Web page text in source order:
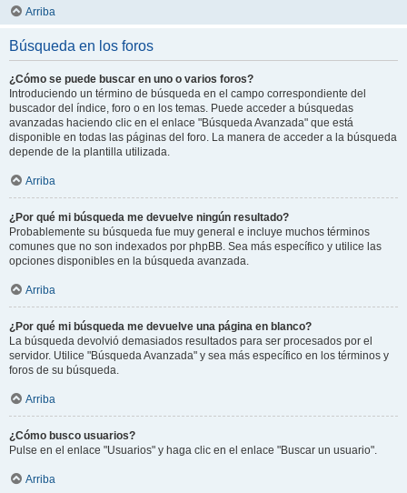
Arriba
Búsqueda en los foros
¿Cómo se puede buscar en uno o varios foros?
Introduciendo un término de búsqueda en el campo correspondiente del
buscador del índice, foro o en los temas. Puede acceder a búsquedas
avanzadas haciendo clic en el enlace "Búsqueda Avanzada" que está
disponible en todas las páginas del foro. La manera de acceder a la búsqueda
depende de la plantilla utilizada.
Arriba
¿Por qué mi búsqueda me devuelve ningún resultado?
Probablemente su búsqueda fue muy general e incluye muchos términos
comunes que no son indexados por phpBB. Sea más específico y utilice las
opciones disponibles en la búsqueda avanzada.
Arriba
¿Por qué mi búsqueda me devuelve una página en blanco?
La búsqueda devolvió demasiados resultados para ser procesados por el
servidor. Utilice "Búsqueda Avanzada" y sea más específico en los términos y
foros de su búsqueda.
Arriba
¿Cómo busco usuarios?
Pulse en el enlace "Usuarios" y haga clic en el enlace "Buscar un usuario".
Arriba